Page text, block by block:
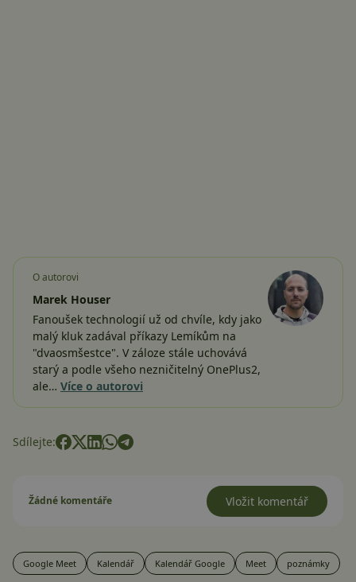
O autorovi
Marek Houser
Fanoušek technologií už od chvíle, kdy jako
malý kluk zadával příkazy Lemíkům na
"dvaosmšestce". V záloze stále uchovává
starý a podle všeho nezničitelný OnePlus2,
ale… Více o autorovi
Sdílejte:
Žádné komentáře Vložit komentář
Google Meet Kalendář Kalendář Google Meet poznámky